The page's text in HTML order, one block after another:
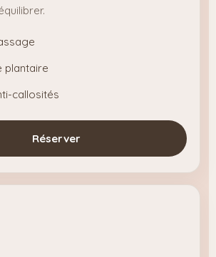
plantaire
callosités
Réserver